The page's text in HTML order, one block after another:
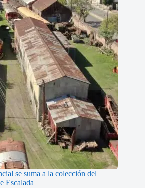
se suma a la colección del
Escalada